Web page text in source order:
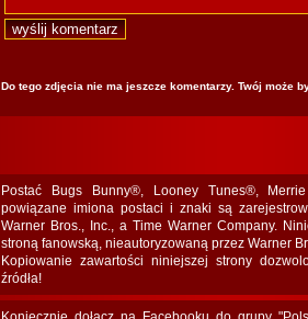
Do tego zdjęcia nie ma jeszcze komentarzy. Twój może
Postać Bugs Bunny®, Looney Tunes®,
powiązane imiona postaci i znaki są
Warner Bros., Inc., a Time Warner Company.
stroną fanowską, nieautoryzowaną przez Warner
Kopiowanie zawartości niniejszej strony
źródła!